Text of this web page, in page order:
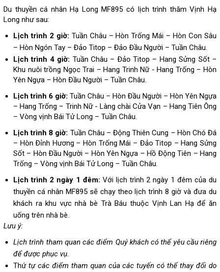
Du thuyền cá nhân Hạ Long MF895 có lịch trình thăm Vịnh Hạ
Long như sau:
Lịch trình 2 giờ: Tuần Châu – Hòn Trống Mái – Hòn Con Sâu
– Hòn Ngón Tay – Đảo Titop – Đảo Đầu Người – Tuần Châu.
Lịch trình 4 giờ: Tuần Châu – Đảo Titop – Hang Sửng Sốt –
Khu nuôi trồng Ngọc Trai – Hang Trinh Nữ - Hang Trống – Hòn
Yên Ngựa – Hòn Đầu Người – Tuần Châu.
Lịch trình 6 giờ: Tuần Châu – Hòn Đầu Người – Hòn Yên Ngựa
– Hang Trống – Trinh Nữ - Làng chài Cửa Vạn – Hang Tiên Ông
– Vòng vịnh Bái Tử Long – Tuần Châu.
Lịch trình 8 giờ: Tuần Châu – Động Thiên Cung – Hòn Chó Đá
– Hòn Đỉnh Hương – Hòn Trống Mái – Đảo Titop – Hang Sửng
Sốt – Hòn Đầu Người – Hòn Yên Ngựa – Hồ Động Tiên – Hang
Trống – Vòng vịnh Bái Tử Long – Tuần Châu.
Lịch trình 2 ngày 1 đêm: Với lịch trình 2 ngày 1 đêm của du
thuyền cá nhân MF895 sẽ chạy theo lịch trình 8 giờ và đưa du
khách ra khu vực nhà bè Trà Báu thuộc Vịnh Lan Hạ để ăn
uống trên nhà bè.
Lưu ý:
Lịch trình tham quan các điểm Quý khách có thể yêu cầu riêng
để được phục vụ.
Thứ tự các điểm tham quan của các tuyến có thể thay đổi do